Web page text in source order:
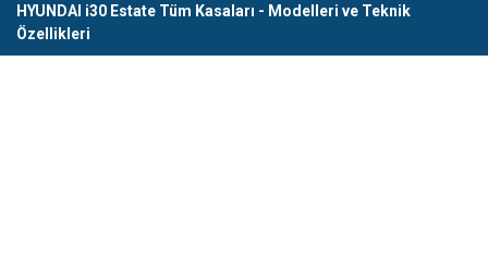
HYUNDAI i30 Estate Tüm Kasaları - Modelleri ve Teknik
Özellikleri